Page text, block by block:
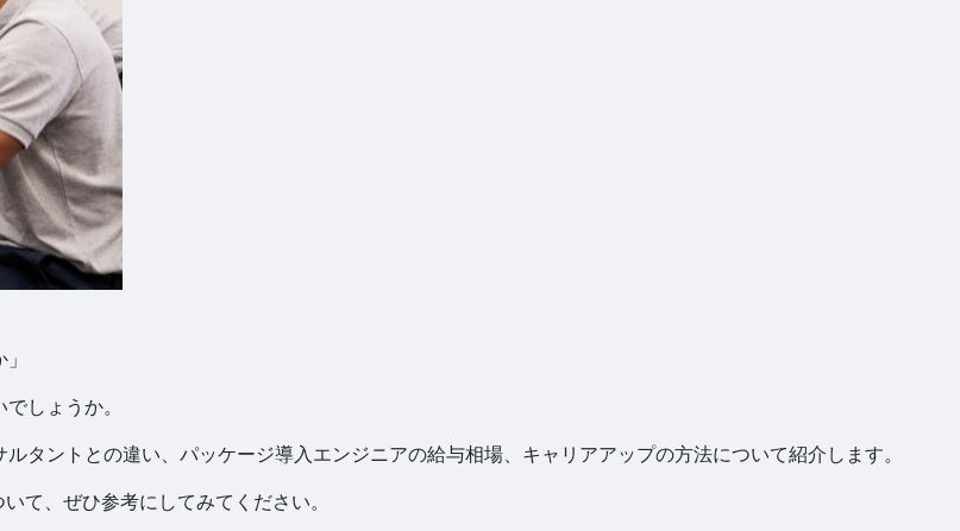
しょうか。
タントとの違い、パッケージ導入エンジニアの給与相場、キャリアアップの方法について紹介します。
て、ぜひ参考にしてみてください。